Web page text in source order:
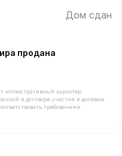
Дом сдан
продана
иллюстративный характер.
в договоре участия в долевом
требованиям